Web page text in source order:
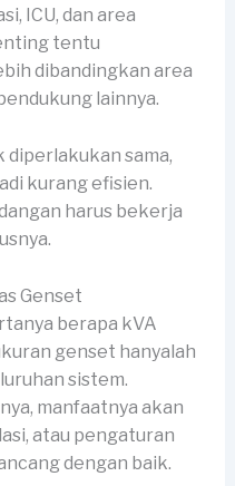
ICU, dan area
tentu
dibandingkan area
lainnya.
sama,
kurang efisien.
harus bekerja
Genset
berapa kVA
genset hanyalah
sistem.
manfaatnya akan
atau pengaturan
dengan baik.